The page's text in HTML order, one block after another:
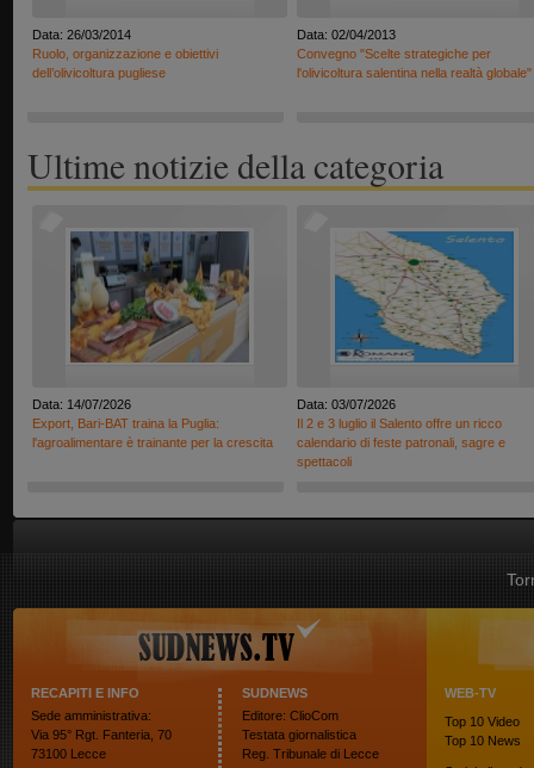
Data: 26/03/2014
Ruolo, organizzazione e obiettivi
dell’olivicoltura pugliese
Data: 02/04/2013
Convegno "Scelte strategiche per
l'olivicoltura salentina nella realtà globale"
Ultime notizie della categoria
Data: 14/07/2026
Export, Bari-BAT traina la Puglia:
l'agroalimentare è trainante per la crescita
Data: 03/07/2026
Il 2 e 3 luglio il Salento offre un ricco
calendario di feste patronali, sagre e
spettacoli
RECAPITI E INFO
Sede amministrativa:
Via 95° Rgt. Fanteria, 70
73100 Lecce
SUDNEWS
Editore: ClioCom
Testata giornalistica
Reg. Tribunale di Lecce
WEB-TV
Top 10 Video
Top 10 News